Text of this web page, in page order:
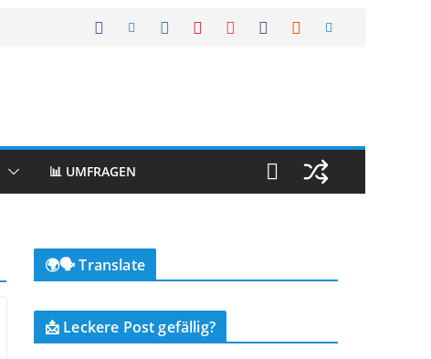
📊 UMFRAGEN
🌍🗣️ Translate
📩 Leckere Post gefällig?